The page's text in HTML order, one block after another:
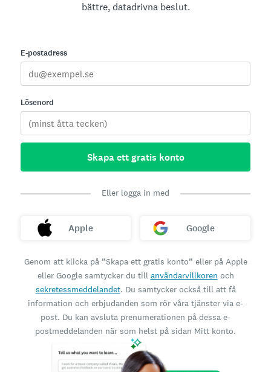
bättre, datadrivna beslut.
E-postadress
Lösenord
Skapa ett gratis konto
Eller logga in med
Apple Google
Genom att klicka på ”Skapa ett gratis konto” eller på Apple
eller Google samtycker du till användarvillkoren och
sekretessmeddelandet. Du samtycker också till att få
information och erbjudanden som rör våra tjänster via e-
post. Du kan avsluta prenumerationen på dessa e-
postmeddelanden när som helst på sidan Mitt konto.